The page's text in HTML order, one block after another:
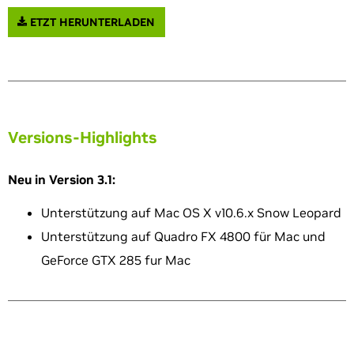
ETZT HERUNTERLADEN
Versions-Highlights
Neu in Version 3.1:
Unterstützung auf Mac OS X v10.6.x Snow Leopard
Unterstützung auf Quadro FX 4800 für Mac und
GeForce GTX 285 fur Mac